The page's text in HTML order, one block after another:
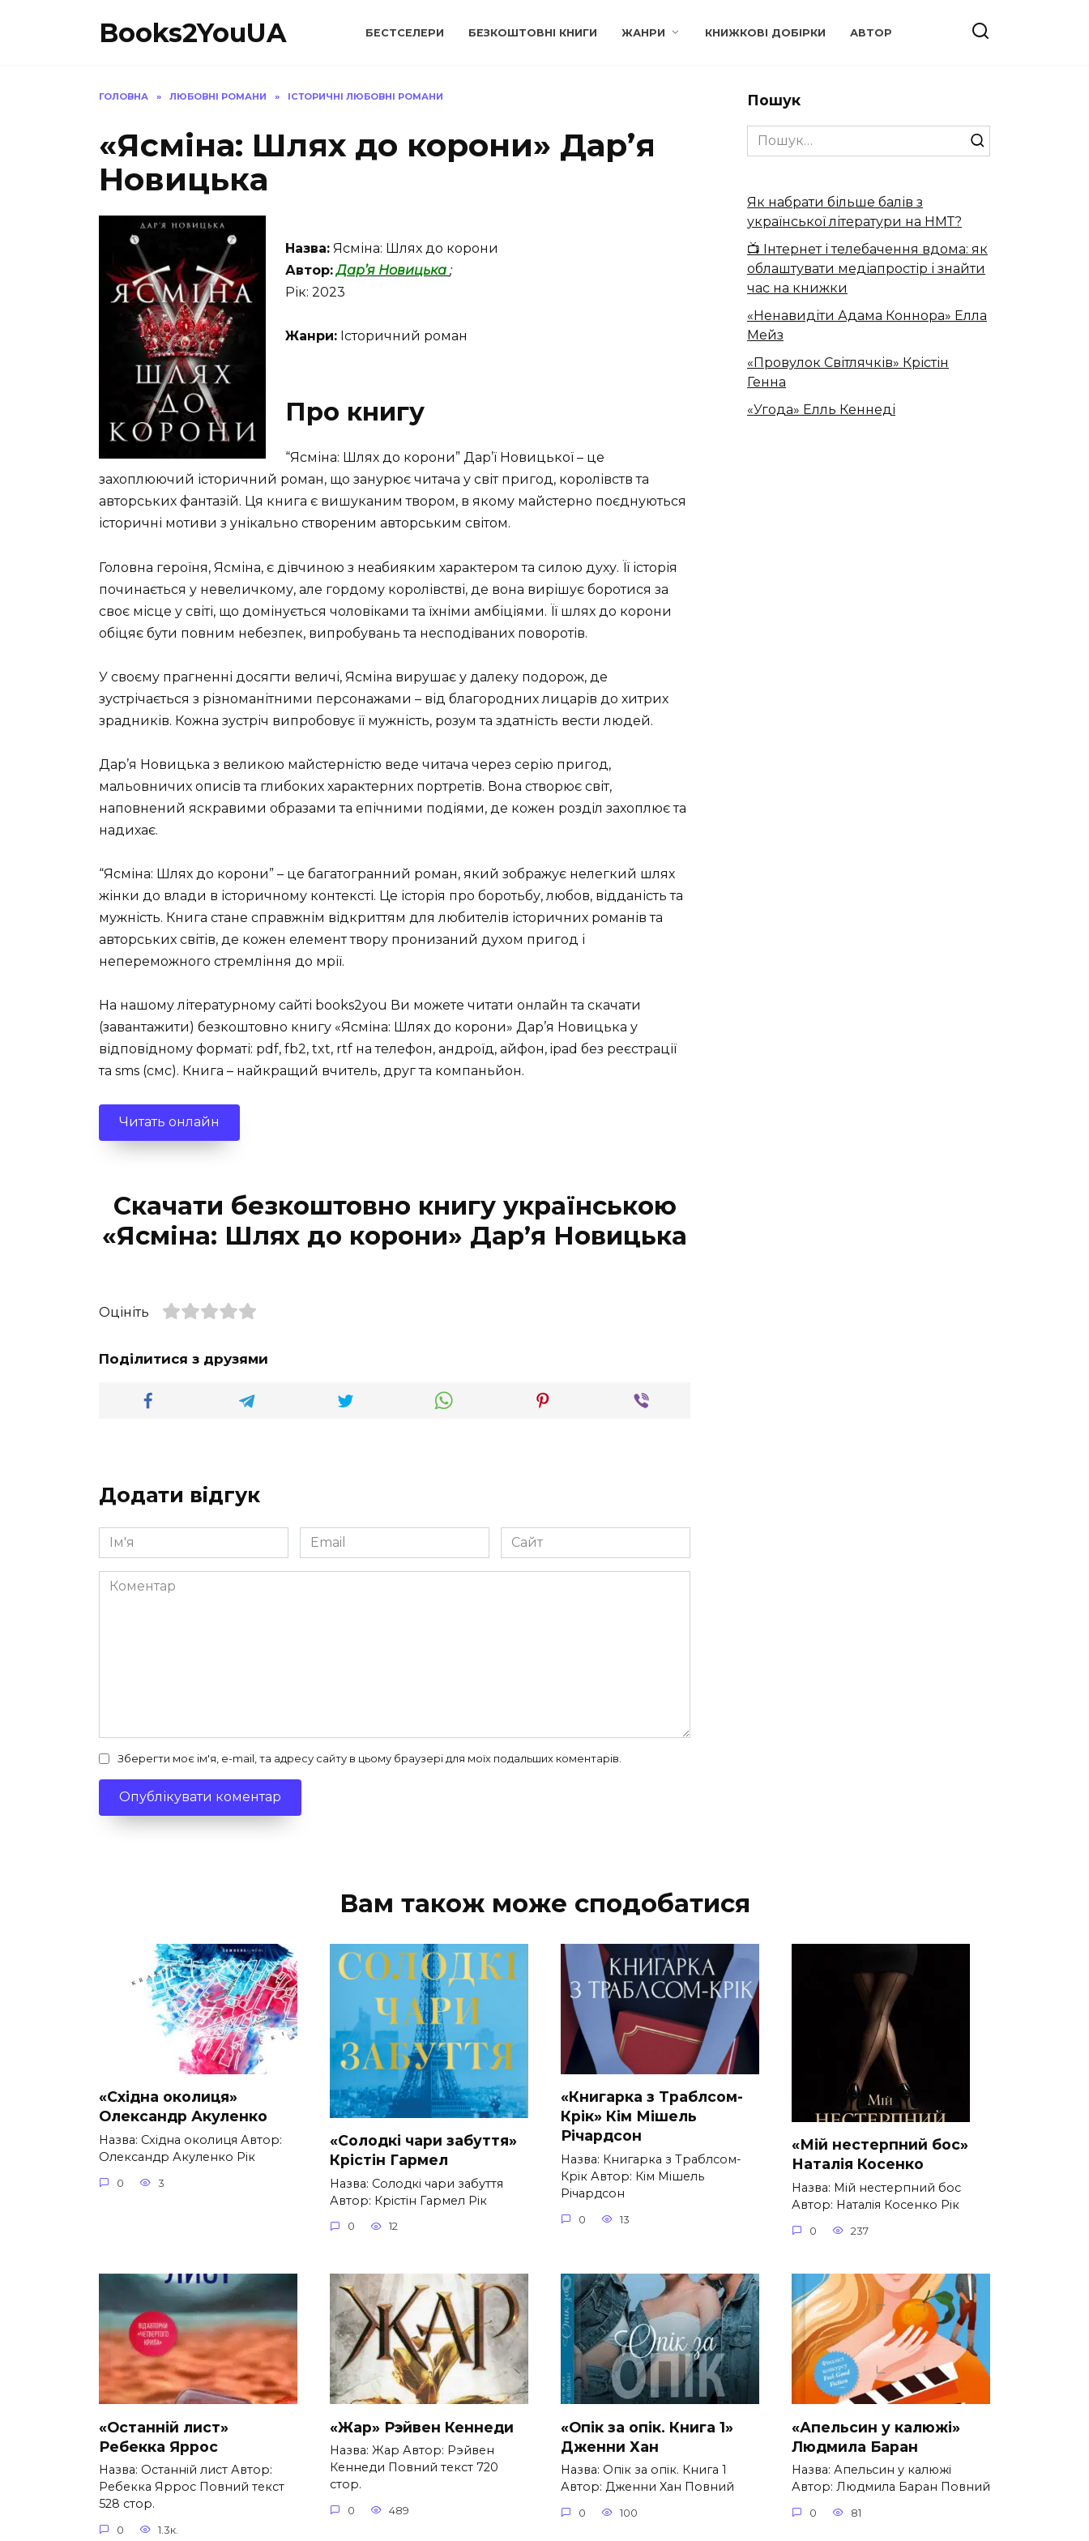
Books2YouUA БЕСТСЕЛЕРИ БЕЗКОШТОВНІ КНИГИ ЖАНРИ КНИЖКОВІ ДОБІРКИ АВТОР
ГОЛОВНА » ЛЮБОВНІ РОМАНИ » ІСТОРИЧНІ ЛЮБОВНІ РОМАНИ
«Ясміна: Шлях до корони» Дар’я
Новицька
Назва: Ясміна: Шлях до корони
Автор: Дар’я Новицька ;
Рік: 2023
Жанри: Історичний роман
Про книгу
“Ясміна: Шлях до корони” Дар’ї Новицької – це
захоплюючий історичний роман, що занурює читача у світ пригод, королівств та
авторських фантазій. Ця книга є вишуканим твором, в якому майстерно поєднуються
історичні мотиви з унікально створеним авторським світом.
Головна героїня, Ясміна, є дівчиною з неабияким характером та силою духу. Її історія
починається у невеличкому, але гордому королівстві, де вона вирішує боротися за
своє місце у світі, що домінується чоловіками та їхніми амбіціями. Її шлях до корони
обіцяє бути повним небезпек, випробувань та несподіваних поворотів.
У своєму прагненні досягти величі, Ясміна вирушає у далеку подорож, де
зустрічається з різноманітними персонажами – від благородних лицарів до хитрих
зрадників. Кожна зустріч випробовує її мужність, розум та здатність вести людей.
Дар’я Новицька з великою майстерністю веде читача через серію пригод,
мальовничих описів та глибоких характерних портретів. Вона створює світ,
наповнений яскравими образами та епічними подіями, де кожен розділ захоплює та
надихає.
“Ясміна: Шлях до корони” – це багатогранний роман, який зображує нелегкий шлях
жінки до влади в історичному контексті. Це історія про боротьбу, любов, відданість та
мужність. Книга стане справжнім відкриттям для любителів історичних романів та
авторських світів, де кожен елемент твору пронизаний духом пригод і
непереможного стремління до мрії.
На нашому літературному сайті books2you Ви можете читати онлайн та скачати
(завантажити) безкоштовно книгу «Ясміна: Шлях до корони» Дар’я Новицька у
відповідному форматі: pdf, fb2, txt, rtf на телефон, андроїд, айфон, ipad без реєстрації
та sms (смс). Книга – найкращий вчитель, друг та компаньйон.
Читать онлайн
Скачати безкоштовно книгу українською
«Ясміна: Шлях до корони» Дар’я Новицька
Оцініть
Поділитися з друзями
Додати відгук
Ім'я
*
Email
*
Сайт
Коментар
Зберегти моє ім'я, e-mail, та адресу сайту в цьому браузері для моїх подальших коментарів.
Пошук
Search
for:
Як набрати більше балів з
української літератури на НМТ?
📺 Інтернет і телебачення вдома: як
облаштувати медіапростір і знайти
час на книжки
«Ненавидіти Адама Коннора» Елла
Мейз
«Провулок Світлячків» Крістін
Генна
«Угода» Елль Кеннеді
Вам також може сподобатися
«Східна околиця»
Олександр Акуленко
Назва: Східна околиця Автор:
Олександр Акуленко Рік
0 3
«Солодкі чари забуття»
Крістін Гармел
Назва: Солодкі чари забуття
Автор: Крістін Гармел Рік
0 12
«Книгарка з Траблсом-
Крік» Кім Мішель
Річардсон
Назва: Книгарка з Траблсом-
Крік Автор: Кім Мішель
Річардсон
0 13
«Мій нестерпний бос»
Наталія Косенко
Назва: Мій нестерпний бос
Автор: Наталія Косенко Рік
0 237
«Останній лист»
Ребекка Яррос
Назва: Останній лист Автор:
Ребекка Яррос Повний текст
528 стор.
0 1.3к.
«Жар» Рэйвен Кеннеди
Назва: Жар Автор: Рэйвен
Кеннеди Повний текст 720
стор.
0 489
«Опік за опік. Книга 1»
Дженни Хан
Назва: Опік за опік. Книга 1
Автор: Дженни Хан Повний
0 100
«Апельсин у калюжі»
Людмила Баран
Назва: Апельсин у калюжі
Автор: Людмила Баран Повний
0 81